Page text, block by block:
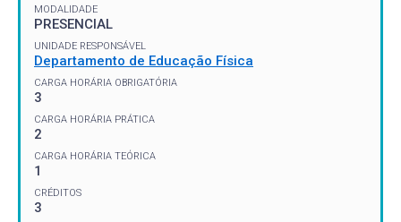
MODALIDADE
PRESENCIAL
UNIDADE RESPONSÁVEL
Departamento de Educação Física
CARGA HORÁRIA OBRIGATÓRIA
3
CARGA HORÁRIA PRÁTICA
2
CARGA HORÁRIA TEÓRICA
1
CRÉDITOS
3